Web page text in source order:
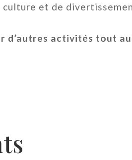
culture et de
d’autres activités tout